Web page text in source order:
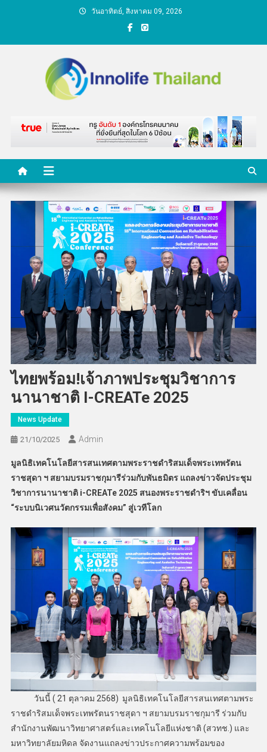
วันอาทิตย์, สิงหาคม 09, 2026
คนกับความคิด ชีวิตกับ
นวัตกรรม
ไทยพร้อม!เจ้าภาพประชุมวิชาการ
นานาชาติ I-CREATe 2025
News Update
21/10/2025 Admin
มูลนิธิเทคโนโลยีสารสนเทศตามพระราชดำริสมเด็จพระเทพรัตน
ราชสุดา ฯ สยามบรมราชกุมารีร่วมกับพันธมิตร แถลงข่าวจัดประชุม
วิชาการนานาชาติ i-CREATe 2025 สนองพระราชดำริฯ ขับเคลื่อน
“ระบบนิเวศนวัตกรรมเพื่อสังคม” สู่เวทีโลก
วันนี้ ( 21 ตุลาคม 2568) มูลนิธิเทคโนโลยีสารสนเทศตามพระ
ราชดำริสมเด็จพระเทพรัตนราชสุดา ฯ สยามบรมราชกุมารี ร่วมกับ
สำนักงานพัฒนาวิทยาศาสตร์และเทคโนโลยีแห่งชาติ (สวทช.) และ
มหาวิทยาลัยมหิดล จัดงานแถลงข่าวประกาศความพร้อมของ